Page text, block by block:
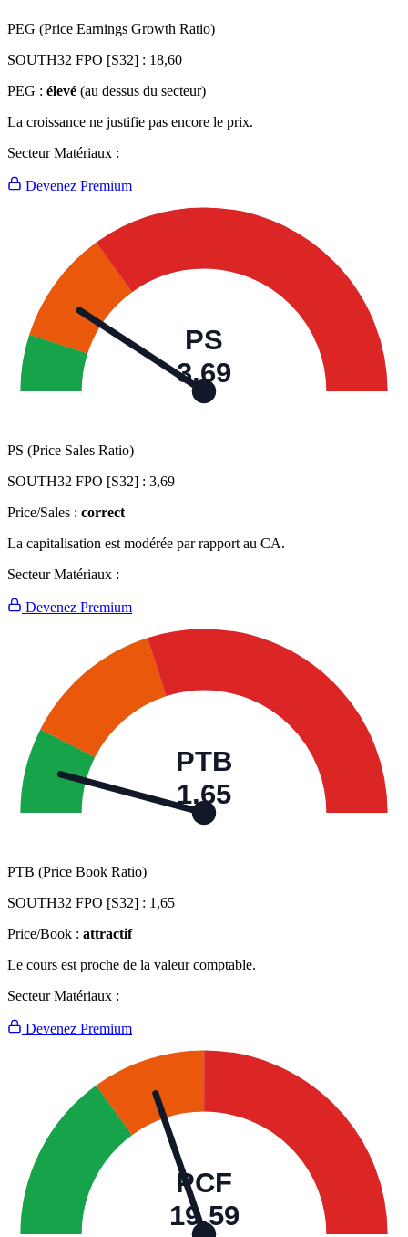
PEG (Price Earnings Growth Ratio)
SOUTH32 FPO [S32] : 18,60
PEG : élevé (au dessus du secteur)
La croissance ne justifie pas encore le prix.
Secteur Matériaux :
Devenez Premium
PS
3,69
PS (Price Sales Ratio)
SOUTH32 FPO [S32] : 3,69
Price/Sales : correct
La capitalisation est modérée par rapport au CA.
Secteur Matériaux :
Devenez Premium
PTB
1,65
PTB (Price Book Ratio)
SOUTH32 FPO [S32] : 1,65
Price/Book : attractif
Le cours est proche de la valeur comptable.
Secteur Matériaux :
Devenez Premium
PCF
19,59